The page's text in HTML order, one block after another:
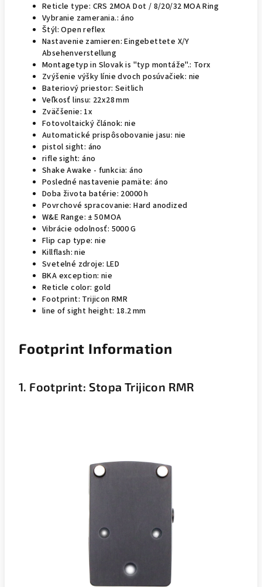
Reticle type: CRS 2MOA Dot / 8/20/32 MOA Ring
Vybranie zamerania.: áno
Štýl: Open reflex
Nastavenie zamieren: Eingebettete X/Y
Absehenverstellung
Montagetyp in Slovak is "typ montáže".: Torx
Zvýšenie výšky línie dvoch posúvačiek: nie
Bateriový priestor: Seitlich
Veľkosť linsu: 22x28 mm
Zväčšenie: 1x
Fotovoltaický článok: nie
Automatické prispôsobovanie jasu: nie
pistol sight: áno
rifle sight: áno
Shake Awake - funkcia: áno
Posledné nastavenie pamäte: áno
Doba života batérie: 20000 h
Povrchové spracovanie: Hard anodized
W&E Range: ± 50 MOA
Vibrácie odolnosť: 5000 G
Flip cap type: nie
Killflash: nie
Svetelné zdroje: LED
BKA exception: nie
Reticle color: gold
Footprint: Trijicon RMR
line of sight height: 18.2 mm
Footprint Information
1. Footprint: Stopa Trijicon RMR